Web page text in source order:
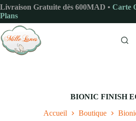
Passer
au
contenu
Livraison Gratuite dès 600MAD • Carte
Plans
BIONIC FINISH
Accueil Boutique